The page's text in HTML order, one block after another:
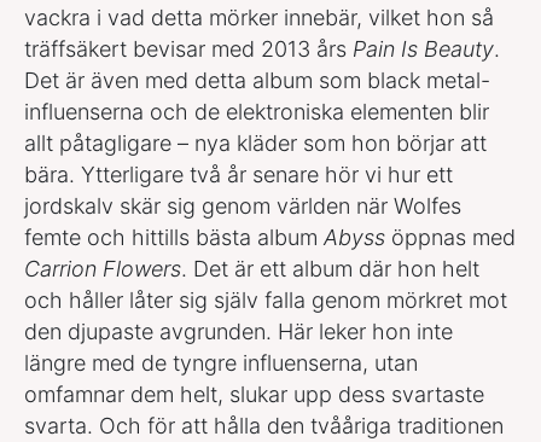
vackra i vad detta mörker innebär, vilket hon så
träffsäkert bevisar med 2013 års Pain Is Beauty.
Det är även med detta album som black metal-
influenserna och de elektroniska elementen blir
allt påtagligare – nya kläder som hon börjar att
bära. Ytterligare två år senare hör vi hur ett
jordskalv skär sig genom världen när Wolfes
femte och hittills bästa album Abyss öppnas med
Carrion Flowers. Det är ett album där hon helt
och håller låter sig själv falla genom mörkret mot
den djupaste avgrunden. Här leker hon inte
längre med de tyngre influenserna, utan
omfamnar dem helt, slukar upp dess svartaste
svarta. Och för att hålla den tvååriga traditionen